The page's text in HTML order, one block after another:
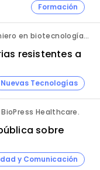
Formación
Luis Enrique Martínez Brito. Ingeniero en biotecnología, México.
resistentes a
Nuevas Tecnologías
Healthcare.
sobre
y Comunicación